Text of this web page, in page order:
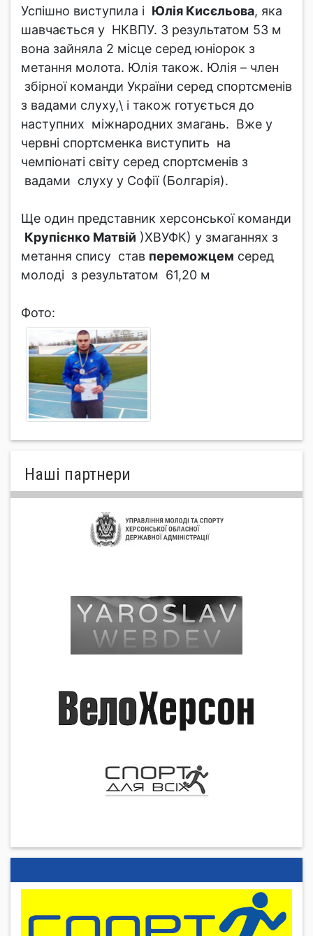
Успішно виступила і Юлія Кисєльова, яка
шавчається у НКВПУ. З результатом 53 м
вона зайняла 2 місце серед юніорок з
метання молота. Юлія також. Юлія – член
збірної команди України серед спортсменів
з вадами слуху,\ і також готується до
наступних міжнародних змагань. Вже у
червні спортсменка виступить на
чемпіонаті світу серед спортсменів з
вадами слуху у Софії (Болгарія).
Ще один представник херсонської команди
Крупієнко Матвій )ХВУФК) у змаганнях з
метання спису став переможцем серед
молоді з результатом 61,20 м
Фото:
Нашi партнери